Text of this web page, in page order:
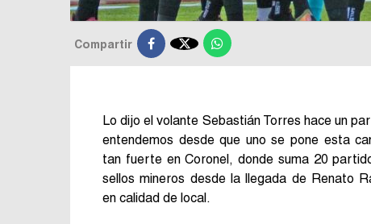
Compartir 
Lo dijo el volante Sebastián Torres hace un
entendemos desde que uno se pone esta
tan fuerte en Coronel, donde suma 20
sellos mineros desde la llegada de Renato
en calidad de local.